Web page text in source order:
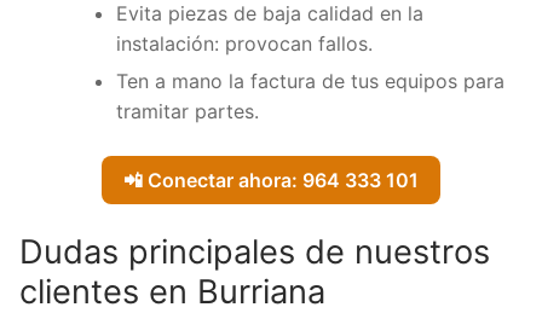
Evita piezas de baja calidad en la
instalación: provocan fallos.
Ten a mano la factura de tus equipos para
tramitar partes.
📲 Conectar ahora: 964 333 101
Dudas principales de nuestros
clientes en Burriana